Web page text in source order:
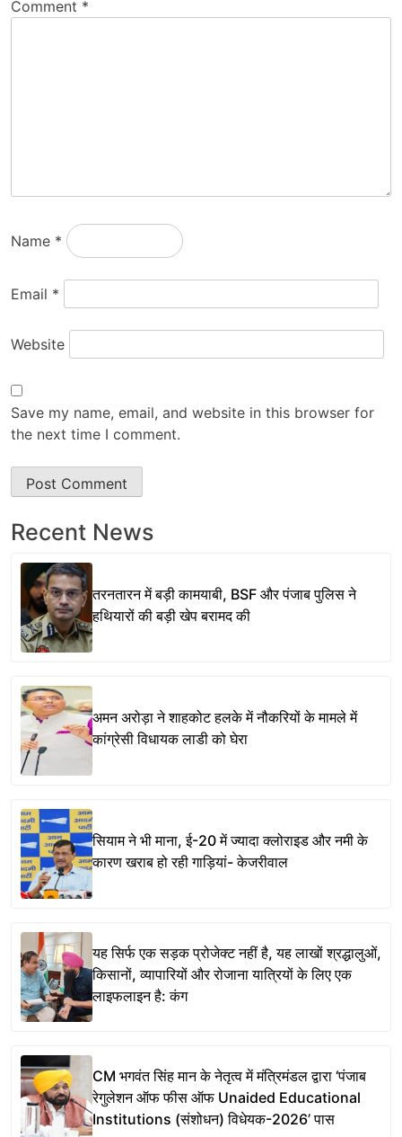
Comment *
Name *
Email *
Website
Save my name, email, and website in this browser for
the next time I comment.
Recent News
तरनतारन में बड़ी कामयाबी, BSF और पंजाब पुलिस ने
हथियारों की बड़ी खेप बरामद की
अमन अरोड़ा ने शाहकोट हलके में नौकरियों के मामले में
कांग्रेसी विधायक लाडी को घेरा
सियाम ने भी माना, ई-20 में ज्यादा क्लोराइड और नमी के
कारण खराब हो रही गाड़ियां- केजरीवाल
यह सिर्फ एक सड़क प्रोजेक्ट नहीं है, यह लाखों श्रद्धालुओं,
किसानों, व्यापारियों और रोजाना यात्रियों के लिए एक
लाइफलाइन है: कंग
CM भगवंत सिंह मान के नेतृत्व में मंत्रिमंडल द्वारा ‘पंजाब
रेगुलेशन ऑफ फीस ऑफ Unaided Educational
Institutions (संशोधन) विधेयक-2026’ पास